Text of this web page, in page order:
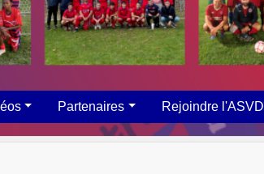
Partenaires Rejoindre l'ASVD